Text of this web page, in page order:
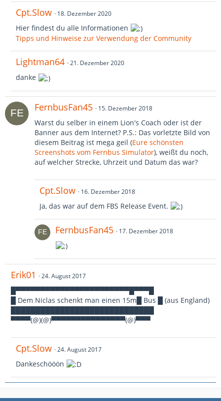
Cpt.Slow 18. Dezember 2020
Hier findest du alle Informationen
Tipps und Hinweise zur Verwendung der Community
Lightman64 21. Dezember 2020
danke
FernbusFan45 15. Dezember 2018
Warst du selber in einem Lion's Coach oder ist der
Banner aus dem Internet? P.S.: Das vorletzte Bild von
diesem Beitrag ist mega geil (Eure schönsten
Screenshots vom Fernbus Simulator), weißt du noch,
auf welcher Strecke, Uhrzeit und Datum das war?
Cpt.Slow 16. Dezember 2018
Ja, das war auf dem FBS Release Event.
FernbusFan45 17. Dezember 2018
Erik01 24. August 2017
█▀▀▀▀▀▀▀▀▀▀▀▀▀▀▀▀▀▀▀▀▀▀▀█▀▀▀█
█ Dem Niclas schenkt man einen 15m█ Bus █ (aus England)
▀▀▀▀(@)(@)▀▀▀▀▀▀▀▀▀▀▀▀▀▀▀(@)▀▀▀
Cpt.Slow 24. August 2017
Dankeschööön